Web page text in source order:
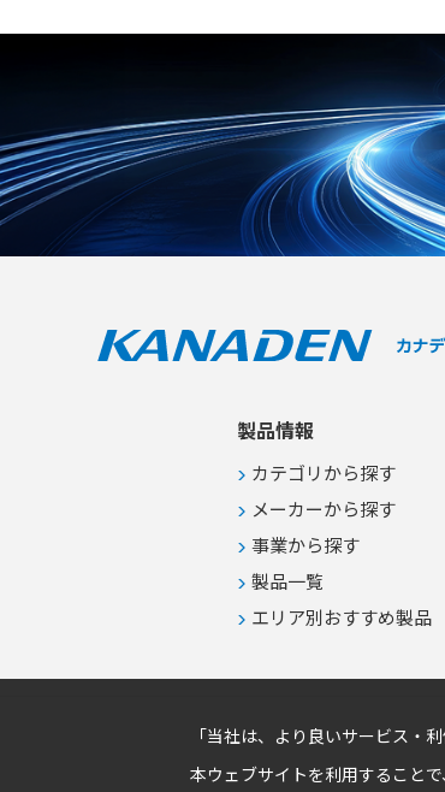
製品情報
カテゴリから探す
メーカーから探す
事業から探す
製品一覧
エリア別おすすめ製品
「当社は、より良いサービス・
本ウェブサイトを利用すること